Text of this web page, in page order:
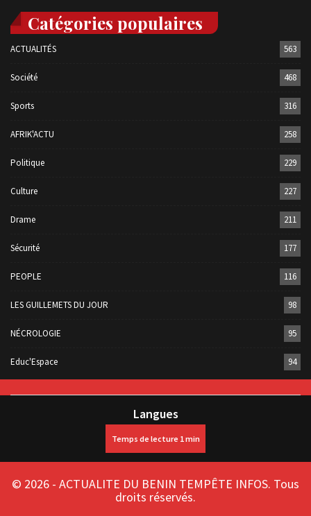
Catégories populaires
ACTUALITÉS 563
Société 468
Sports 316
AFRIK'ACTU 258
Politique 229
Culture 227
Drame 211
Sécurité 177
PEOPLE 116
LES GUILLEMETS DU JOUR 98
NÉCROLOGIE 95
Educ'Espace 94
Langues
© 2026 - ACTUALITE DU BENIN TEMPÊTE INFOS. Tous
droits réservés.